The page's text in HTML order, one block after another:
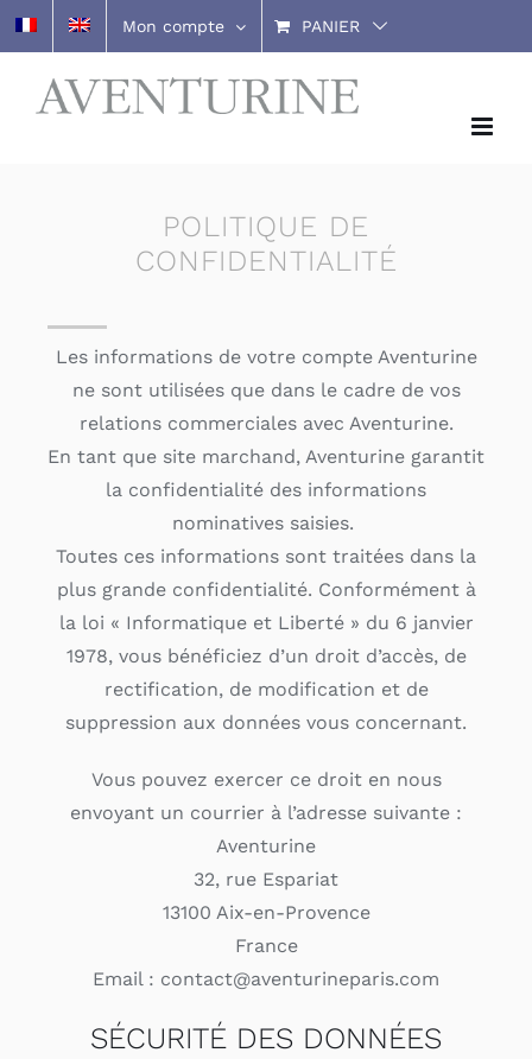
Passer
au
contenu
Mon compte PANIER
POLITIQUE DE
CONFIDENTIALITÉ
Les informations de votre compte Aventurine
ne sont utilisées que dans le cadre de vos
relations commerciales avec Aventurine.
En tant que site marchand, Aventurine garantit
la confidentialité des informations
nominatives saisies.
Toutes ces informations sont traitées dans la
plus grande confidentialité. Conformément à
la loi « Informatique et Liberté » du 6 janvier
1978, vous bénéficiez d’un droit d’accès, de
rectification, de modification et de
suppression aux données vous concernant.
Vous pouvez exercer ce droit en nous
envoyant un courrier à l’adresse suivante :
Aventurine
32, rue Espariat
13100 Aix-en-Provence
France
Email : contact@aventurineparis.com
SÉCURITÉ DES DONNÉES